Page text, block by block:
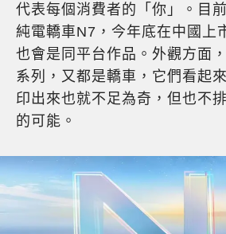
代表每個消費者的「你」。目
純電轎車N7，今年底在中國上
也會是同平台作品。外觀方面
系列，又都是轎車，它們看起
印出來也就不足為奇，但也不
的可能。